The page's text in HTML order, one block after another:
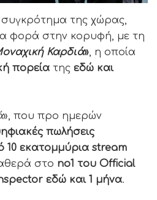
συγκρότημα της χώρας,
φορά στην κορυφή, με τη
Καρδιά», η οποία
πορεία της εδώ και
», που προ ημερών
πωλήσεις
εκατομμύρια stream
στο no1 του Official
εδώ και 1 μήνα.